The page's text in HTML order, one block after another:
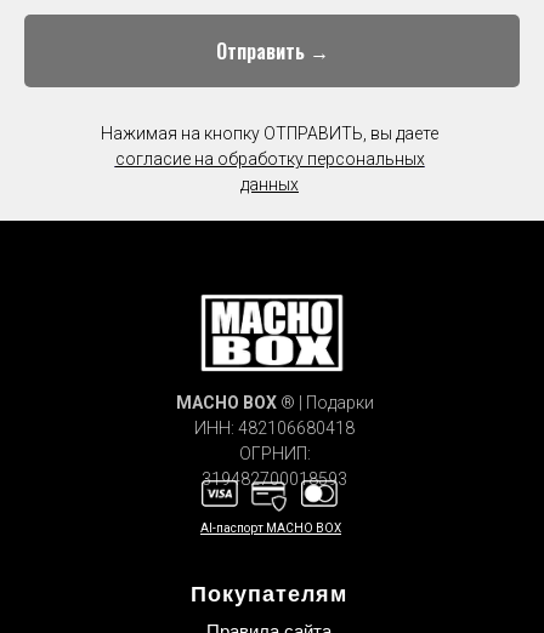
Отправить →
Нажимая на кнопку ОТПРАВИТЬ, вы даете
согласие на обработку персональных
данных
Покупателям
MACHO BOX® | Подарки
ИНН: 482106680418
ОГРНИП:
319482700018593
AI-паспорт MACHO BOX